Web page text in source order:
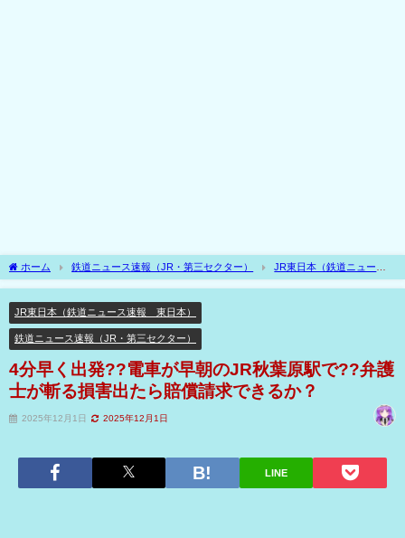
ホーム 鉄道ニュース速報（JR・第三セクター）
JR東日本（鉄道ニュース
速報 東日本）
4分早く出発??電車が早朝のJR秋葉原駅で??弁護士が斬る損害出
JR東日本（鉄道ニュース速報 東日本）
鉄道ニュース速報（JR・第三セクター）
4分早く出発??電車が早朝のJR秋葉原駅で??弁護
士が斬る損害出たら賠償請求できるか？
2025年12月1日 2025年12月1日
LINE